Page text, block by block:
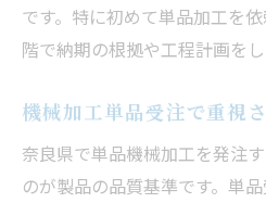
です。特に初めて単品加工を
階で納期の根拠や工程計画を
機械加工単品受注で重視
奈良県で単品機械加工を発注
のが製品の品質基準です。単